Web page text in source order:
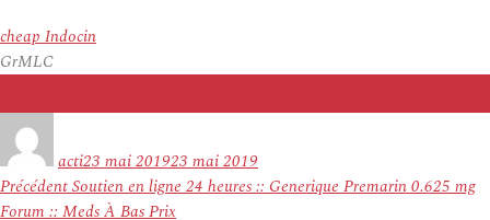
cheap Indocin
GrMLC
actile
23 mai 201923 mai 2019
Navigation
de
PrécédentArticle
précédent :
Soutien en ligne 24 heures :: Generique Premarin 0.625 mg
Forum :: Meds À Bas Prix